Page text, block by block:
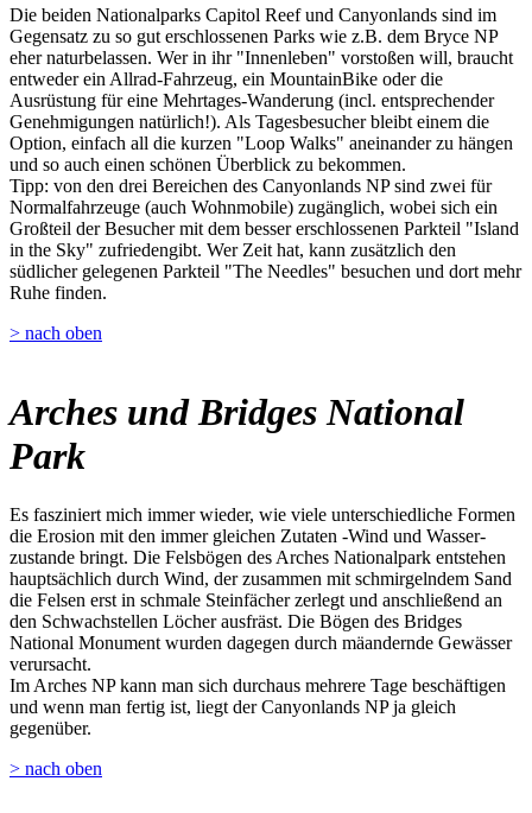
Die beiden Nationalparks Capitol Reef und Canyonlands sind im
Gegensatz zu so gut erschlossenen Parks wie z.B. dem Bryce NP
eher naturbelassen. Wer in ihr "Innenleben" vorstoßen will, braucht
entweder ein Allrad-Fahrzeug, ein MountainBike oder die
Ausrüstung für eine Mehrtages-Wanderung (incl. entsprechender
Genehmigungen natürlich!). Als Tagesbesucher bleibt einem die
Option, einfach all die kurzen "Loop Walks" aneinander zu hängen
und so auch einen schönen Überblick zu bekommen.
Tipp: von den drei Bereichen des Canyonlands NP sind zwei für
Normalfahrzeuge (auch Wohnmobile) zugänglich, wobei sich ein
Großteil der Besucher mit dem besser erschlossenen Parkteil "Island
in the Sky" zufriedengibt. Wer Zeit hat, kann zusätzlich den
südlicher gelegenen Parkteil "The Needles" besuchen und dort mehr
Ruhe finden.
> nach oben
Arches und Bridges National
Park
Es fasziniert mich immer wieder, wie viele unterschiedliche Formen
die Erosion mit den immer gleichen Zutaten -Wind und Wasser-
zustande bringt. Die Felsbögen des Arches Nationalpark entstehen
hauptsächlich durch Wind, der zusammen mit schmirgelndem Sand
die Felsen erst in schmale Steinfächer zerlegt und anschließend an
den Schwachstellen Löcher ausfräst. Die Bögen des Bridges
National Monument wurden dagegen durch mäandernde Gewässer
verursacht.
Im Arches NP kann man sich durchaus mehrere Tage beschäftigen
und wenn man fertig ist, liegt der Canyonlands NP ja gleich
gegenüber.
> nach oben